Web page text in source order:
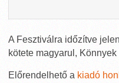
A Fesztiválra időzítve
kötete magyarul,
Előrendelhető a kiadó